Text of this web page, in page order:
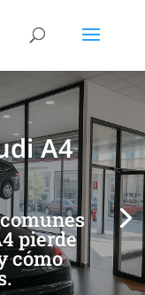
A4
pierde
cómo